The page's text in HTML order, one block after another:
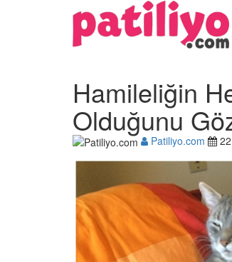
Hamileliğin
Olduğunu
Patiliyo.com
Tüm
Kedi